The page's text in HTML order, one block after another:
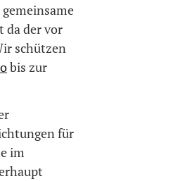
da der vor
schützen
bis zur
für
im